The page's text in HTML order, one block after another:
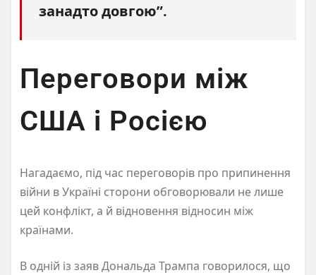
занадто довгою”.
Переговори між
США і Росією
Нагадаємо, під час переговорів про припинення
війни в Україні сторони обговорювали не лише
цей конфлікт, а й відновення відносин між
країнами.
В одній із заяв Дональда Трампа говорилося, що